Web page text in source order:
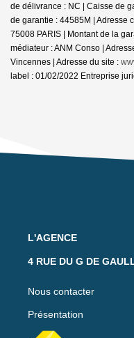
de délivrance : NC | Caisse de
de garantie : 44585M | Adresse
75008 PARIS | Montant de la
médiateur : ANM Conso |
Vincennes | Adresse du site :
label : 01/02/2022 Entreprise
L'AGENCE
4 RUE DU G DE
Nous contacter
Présentation